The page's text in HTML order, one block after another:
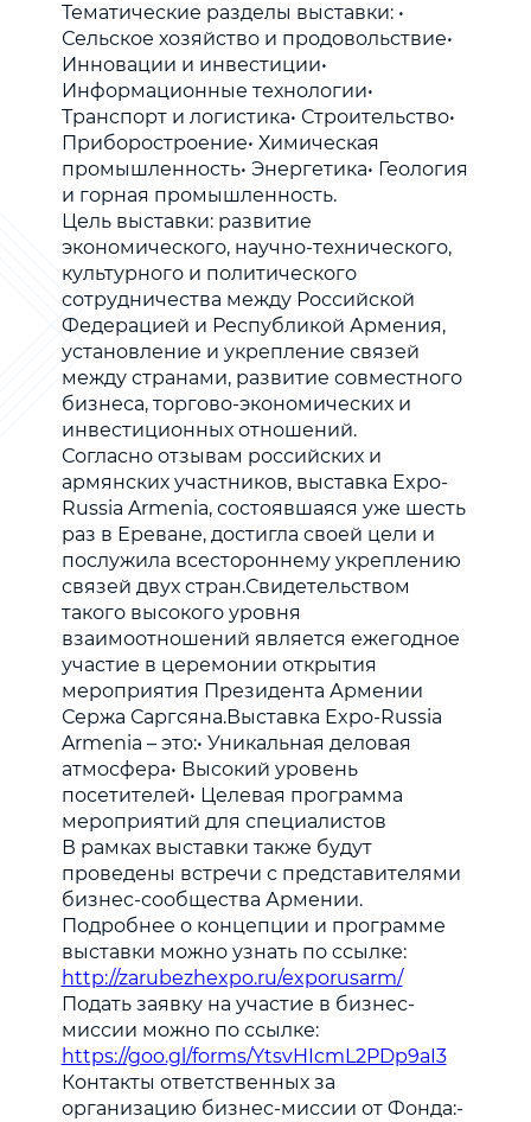
Тематические разделы выставки: •
Сельское хозяйство и продовольствие•
Инновации и инвестиции•
Информационные технологии•
Транспорт и логистика• Строительство•
Приборостроение• Химическая
промышленность• Энергетика• Геология
и горная промышленность.
Цель выставки: развитие
экономического, научно-технического,
культурного и политического
сотрудничества между Российской
Федерацией и Республикой Армения,
установление и укрепление связей
между странами, развитие совместного
бизнеса, торгово-экономических и
инвестиционных отношений.
Согласно отзывам российских и
армянских участников, выставка Expo-
Russia Armenia, состоявшаяся уже шесть
раз в Ереване, достигла своей цели и
послужила всестороннему укреплению
связей двух стран.Свидетельством
такого высокого уровня
взаимоотношений является ежегодное
участие в церемонии открытия
мероприятия Президента Армении
Сержа Саргсяна.Выставка Expo-Russia
Armenia – это:• Уникальная деловая
атмосфера• Высокий уровень
посетителей• Целевая программа
мероприятий для специалистов
В рамках выставки также будут
проведены встречи с представителями
бизнес-сообщества Армении.
Подробнее о концепции и программе
выставки можно узнать по ссылке:
http://zarubezhexpo.ru/exporusarm/
Подать заявку на участие в бизнес-
миссии можно по ссылке:
https://goo.gl/forms/YtsvHIcmL2PDp9aI3
Контакты ответственных за
организацию бизнес-миссии от Фонда:-